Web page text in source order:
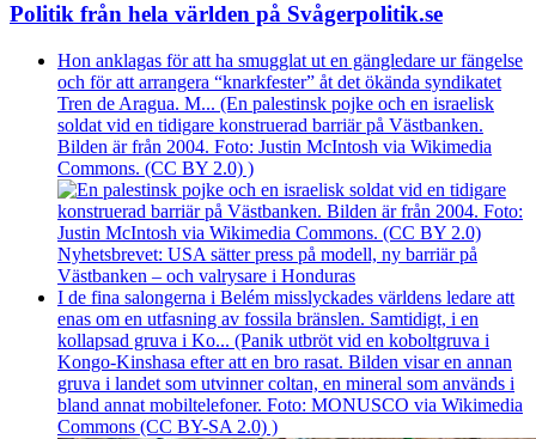
Politik från hela världen på Svågerpolitik.se
Hon anklagas för att ha smugglat ut en gängledare ur fängelse
och för att arrangera “knarkfester” åt det ökända syndikatet
Tren de Aragua. M... (En palestinsk pojke och en israelisk
soldat vid en tidigare konstruerad barriär på Västbanken.
Bilden är från 2004. Foto: Justin McIntosh via Wikimedia
Commons. (CC BY 2.0) )
Nyhetsbrevet: USA sätter press på modell, ny barriär på
Västbanken – och valrysare i Honduras
I de fina salongerna i Belém misslyckades världens ledare att
enas om en utfasning av fossila bränslen. Samtidigt, i en
kollapsad gruva i Ko... (Panik utbröt vid en koboltgruva i
Kongo-Kinshasa efter att en bro rasat. Bilden visar en annan
gruva i landet som utvinner coltan, en mineral som används i
bland annat mobiltelefoner. Foto: MONUSCO via Wikimedia
Commons (CC BY-SA 2.0) )